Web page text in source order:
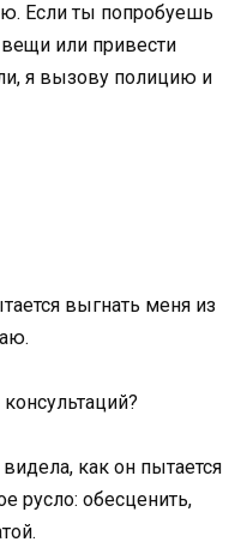
Если ты попробуешь
или привести
я вызову полицию и
выгнать меня из
как он пытается
русло: обесценить,